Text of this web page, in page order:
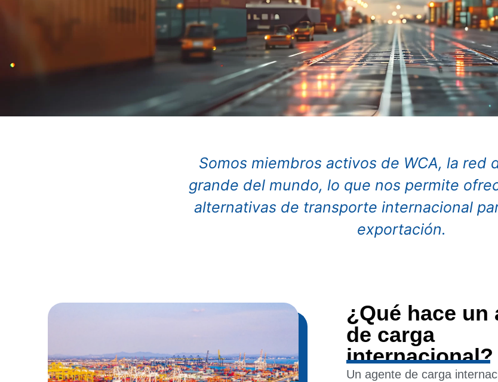
Somos miembros activos de WCA, la red
grande del mundo, lo que nos permite
alternativas de transporte internacional
exportación.
¿Qué hace un
de carga
internacional?
Un agente de carga